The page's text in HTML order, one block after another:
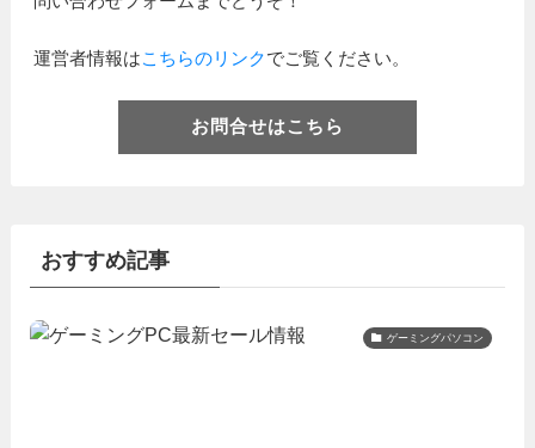
運営者情報はこちらのリンクでご覧ください。
お問合せはこちら
おすすめ記事
ゲーミングパソコン